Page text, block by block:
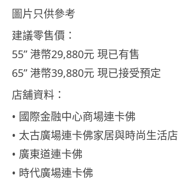
圖片只供參考
建議零售價：
55” 港幣29,880元 現已有售
65” 港幣39,880元 現已接受預定
店舖資料：
• 國際金融中心商場連卡佛
• 太古廣場連卡佛家居與時尚生活店
• 廣東道連卡佛
• 時代廣場連卡佛